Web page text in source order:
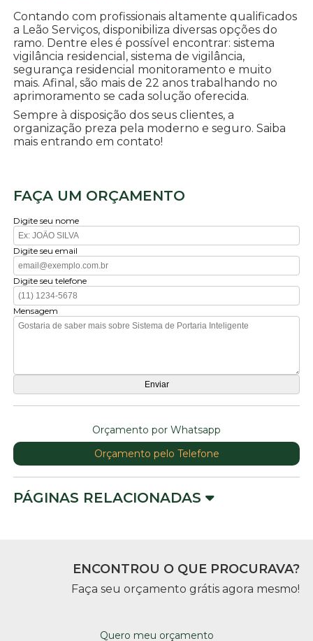
Contando com profissionais altamente qualificados
a Leão Serviços, disponibiliza diversas opções do
ramo. Dentre eles é possível encontrar: sistema
vigilância residencial, sistema de vigilância,
segurança residencial monitoramento e muito
mais. Afinal, são mais de 22 anos trabalhando no
aprimoramento se cada solução oferecida.
Sempre à disposição dos seus clientes, a
organização preza pela moderno e seguro. Saiba
mais entrando em contato!
FAÇA UM ORÇAMENTO
Digite seu nome
Digite seu email
Digite seu telefone
Mensagem
Orçamento por Whatsapp
Orçamento pelo Telefone
PÁGINAS RELACIONADAS
ENCONTROU O QUE PROCURAVA?
Faça seu orçamento grátis agora mesmo!
Quero meu orçamento